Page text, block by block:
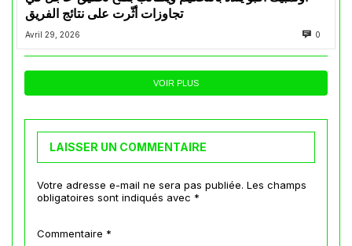
تجاوزات أثّرت على نتائج الفريق
Avril 29, 2026 0
VOIR PLUS
LAISSER UN COMMENTAIRE
Votre adresse e-mail ne sera pas publiée. Les champs
obligatoires sont indiqués avec *
Commentaire *